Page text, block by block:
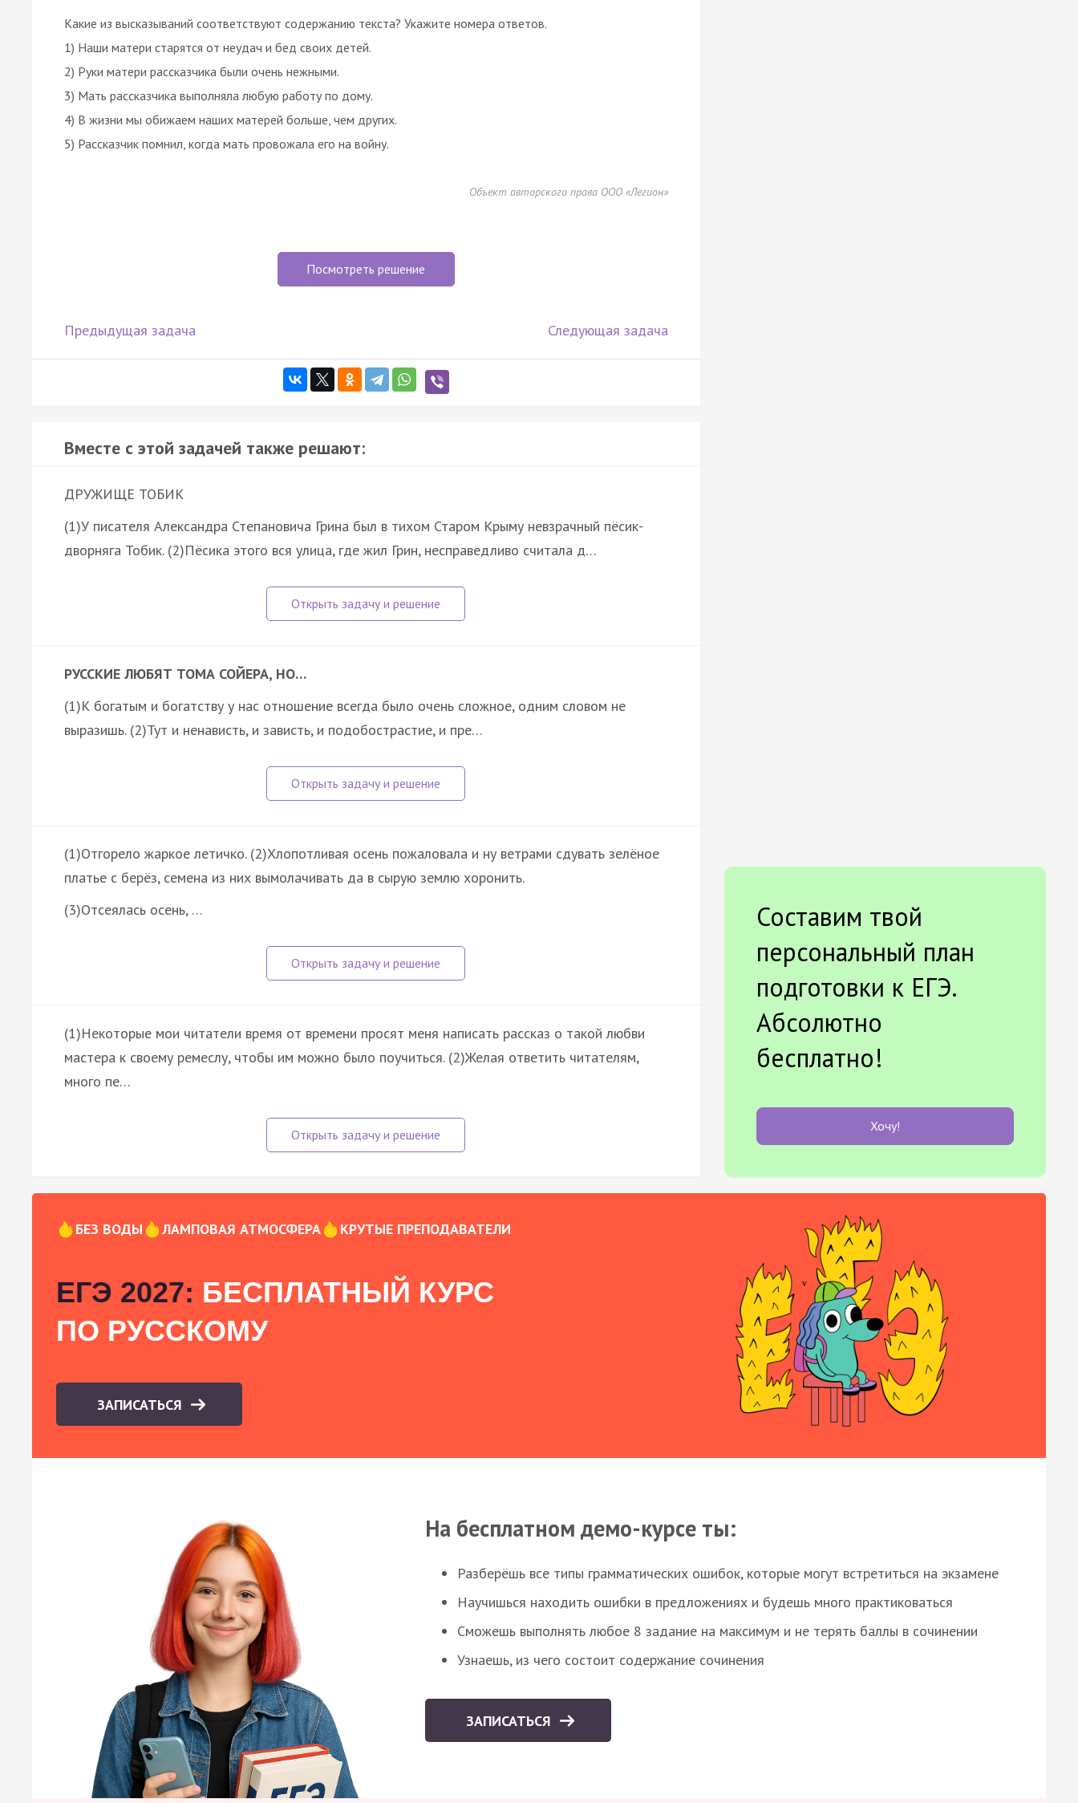
Какие из высказываний соответствуют содержанию текста? Укажите номера ответов.
1) Наши матери старятся от неудач и бед своих детей.
2) Руки матери рассказчика были очень нежными.
3) Мать рассказчика выполняла любую работу по дому.
4) В жизни мы обижаем наших матерей больше, чем других.
5) Рассказчик помнил, когда мать провожала его на войну.
Объект авторского права ООО «Легион»
Посмотреть решение
Предыдущая задача Следующая задача
Вместе с этой задачей также решают:
ДРУЖИЩЕ ТОБИК
(1)У писателя Александра Степановича Грина был в тихом Старом Крыму невзрачный пёсик-
дворняга Тобик. (2)Пёсика этого вся улица, где жил Грин, несправедливо считала д…
РУССКИЕ ЛЮБЯТ ТОМА СОЙЕРА, НО…
(1)К богатым и богатству у нас отношение всегда было очень сложное, одним словом не
выразишь. (2)Тут и ненависть, и зависть, и подобострастие, и пре…
(1)Отгорело жаркое летичко. (2)Хлопотливая осень пожаловала и ну ветрами сдувать зелёное
платье с берёз, семена из них вымолачивать да в сырую землю хоронить.
(3)Отсеялась осень, …
(1)Некоторые мои читатели время от времени просят меня написать рассказ о такой любви
мастера к своему ремеслу, чтобы им можно было поучиться. (2)Желая ответить читателям,
много пе…
Составим твой
персональный план
подготовки к ЕГЭ.
Абсолютно
бесплатно!
Хочу!
БЕЗ ВОДЫ ЛАМПОВАЯ АТМОСФЕРА КРУТЫЕ ПРЕПОДАВАТЕЛИ
ЕГЭ 2027: БЕСПЛАТНЫЙ КУРС
ПО РУССКОМУ
ЗАПИСАТЬСЯ
На бесплатном демо-курсе ты:
Разберёшь все типы грамматических ошибок, которые могут встретиться на экзамене
Научишься находить ошибки в предложениях и будешь много практиковаться
Сможешь выполнять любое 8 задание на максимум и не терять баллы в сочинении
Узнаешь, из чего состоит содержание сочинения
ЗАПИСАТЬСЯ